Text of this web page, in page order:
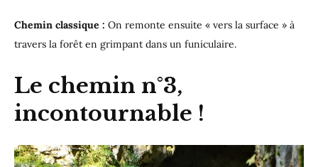
Chemin classique : On remonte ensuite « vers la surface » à
travers la forêt en grimpant dans un funiculaire.
Le chemin n°3,
incontournable !